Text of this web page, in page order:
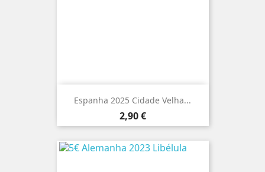
Espanha 2025 Cidade Velha...
Preço
2,90 €